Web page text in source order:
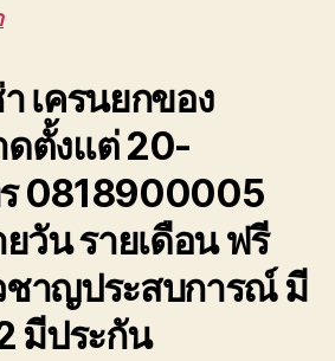
ยก
งาน
บางปะอิน
ประกัน
ปจ2
ระบบ
เซฟตี้100%
เครนยกของ
ดตั้งแต่ 20-
0818900005
ยวัน รายเดือน ฟรี
ชาญประสบการณ์ มี
มีประกัน